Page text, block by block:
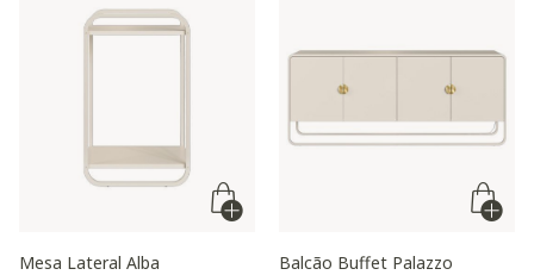
Mesa Lateral Alba
Balcão Buffet Palazzo